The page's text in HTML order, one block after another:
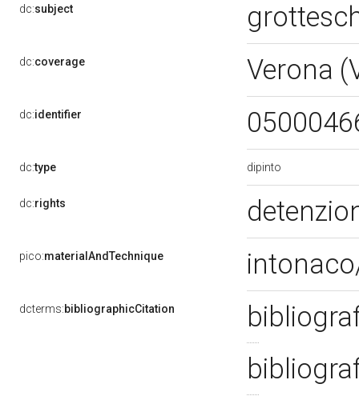
dc:subject
dc:coverage Verona
dc:identifier
dc:type dipinto
dc:rights
pico:materialAndTechnique
dcterms:bibliographicCitation